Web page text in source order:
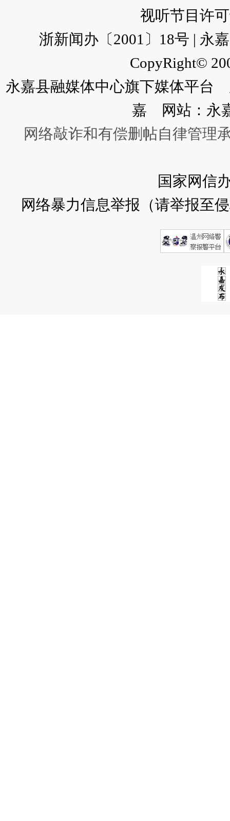
视听节目许
浙新闻办〔2001〕18号 | 永
CopyRight©
永嘉县融媒体中心旗下媒体平
嘉 网站：永
网络敲诈和有偿删帖自律管理
国家网信
网络暴力信息举报（请举报至